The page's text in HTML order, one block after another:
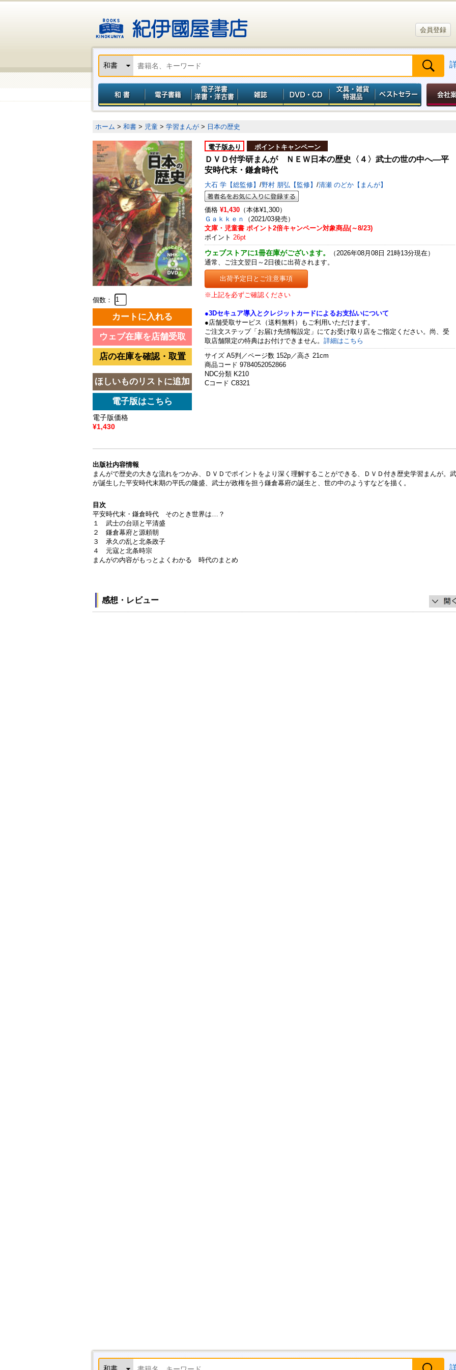
会員登録
ホーム > 和書 > 児童 > 学習まんが > 日本の歴史
個数：
電子版価格
¥1,430
電子版あり ポイントキャンペーン
ＤＶＤ付学研まんが ＮＥＷ日本の歴史〈４〉武士の世の中へ―平
安時代末・鎌倉時代
大石 学【総監修】 /野村 朋弘【監修】 /清瀬 のどか【まんが】
価格 ¥1,430 （本体¥1,300）
Ｇａｋｋｅｎ
（2021/03発売）
文庫・児童書 ポイント2倍キャンペーン対象商品(～8/23)
ポイント 26pt
ウェブストアに1冊在庫がございます。
（2026年08月08日 21時13分現在）
通常、ご注文翌日～2日後に出荷されます。
出荷予定日とご注意事項
※上記を必ずご確認ください
●3Dセキュア導入とクレジットカードによるお支払いについて
●店舗受取サービス（送料無料）もご利用いただけます。
ご注文ステップ「お届け先情報設定」にてお受け取り店をご指定ください。尚、受
取店舗限定の特典はお付けできません。 詳細はこちら
サイズ A5判／ページ数 152p／高さ 21cm
商品コード 9784052052866
NDC分類 K210
Cコード C8321
出版社内容情報
まんがで歴史の大きな流れをつかみ、ＤＶＤでポイントをより深く理解することができる、ＤＶＤ付き歴史学習まんが。
が誕生した平安時代末期の平氏の隆盛、武士が政権を担う鎌倉幕府の誕生と、世の中のようすなどを描く。
目次
平安時代末・鎌倉時代 そのとき世界は…？
１ 武士の台頭と平清盛
２ 鎌倉幕府と源頼朝
３ 承久の乱と北条政子
４ 元寇と北条時宗
まんがの内容がもっとよくわかる 時代のまとめ
感想・レビュー